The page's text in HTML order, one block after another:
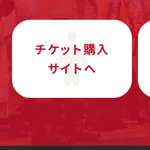
チケット購入
サイトへ